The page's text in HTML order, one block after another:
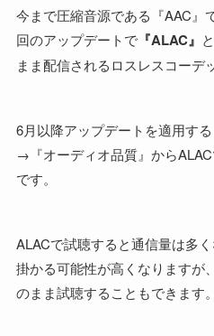
今まで圧縮音源である『AAC』
回のアップデートで『ALAC』
まま配信されるロスレスコーデ
6月以降アップデートを適用す
→『オーディオ品質』から
です。
ALACで試聴すると通信量は多
掛かる可能性が高くなりますが
のまま試聴することもできます。